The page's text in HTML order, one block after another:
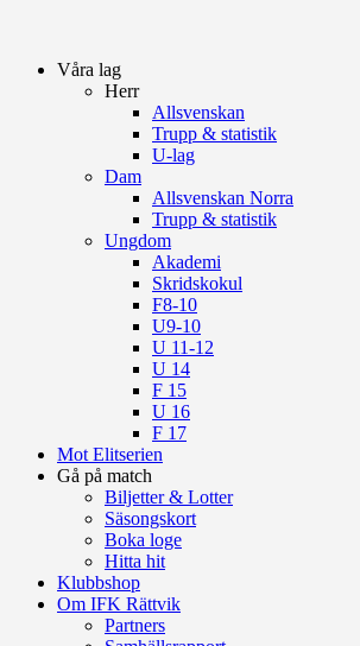
Våra lag
Herr
Allsvenskan
Trupp & statistik
U-lag
Dam
Allsvenskan Norra
Trupp & statistik
Ungdom
Akademi
Skridskokul
F8-10
U9-10
U 11-12
U 14
F 15
U 16
F 17
Mot Elitserien
Gå på match
Biljetter & Lotter
Säsongskort
Boka loge
Hitta hit
Klubbshop
Om IFK Rättvik
Partners